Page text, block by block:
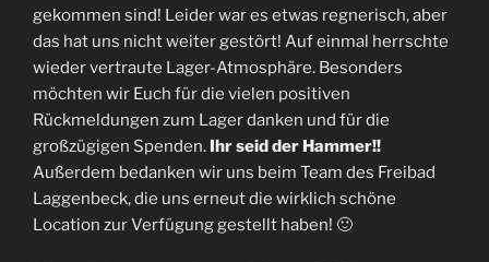
gekommen sind! Leider war es etwas regnerisch, aber
das hat uns nicht weiter gestört! Auf einmal herrschte
wieder vertraute Lager-Atmosphäre. Besonders
möchten wir Euch für die vielen positiven
Rückmeldungen zum Lager danken und für die
großzügigen Spenden. Ihr seid der Hammer!!
Außerdem bedanken wir uns beim Team des Freibad
Laggenbeck, die uns erneut die wirklich schöne
Location zur Verfügung gestellt haben! 🙂